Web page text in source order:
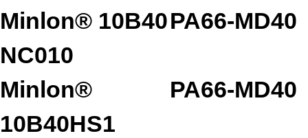
Minlon® 10B40
NC010
PA66-MD40
Minlon®
10B40HS1
PA66-MD40